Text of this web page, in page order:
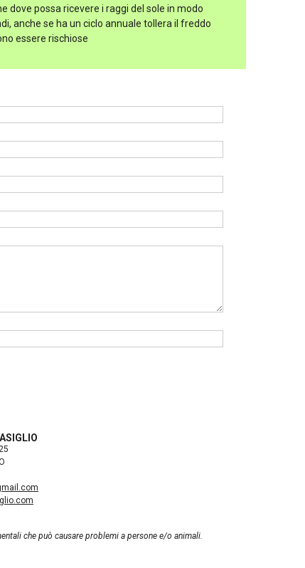
dove possa ricevere i raggi del sole in modo
anche se ha un ciclo annuale tollera il freddo
essere rischiose
che può causare problemi a persone e/o animali.